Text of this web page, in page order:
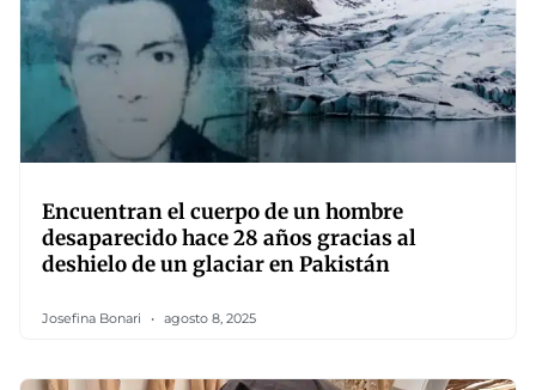
Encuentran el cuerpo de un hombre
desaparecido hace 28 años gracias al
deshielo de un glaciar en Pakistán
Josefina Bonari agosto 8, 2025